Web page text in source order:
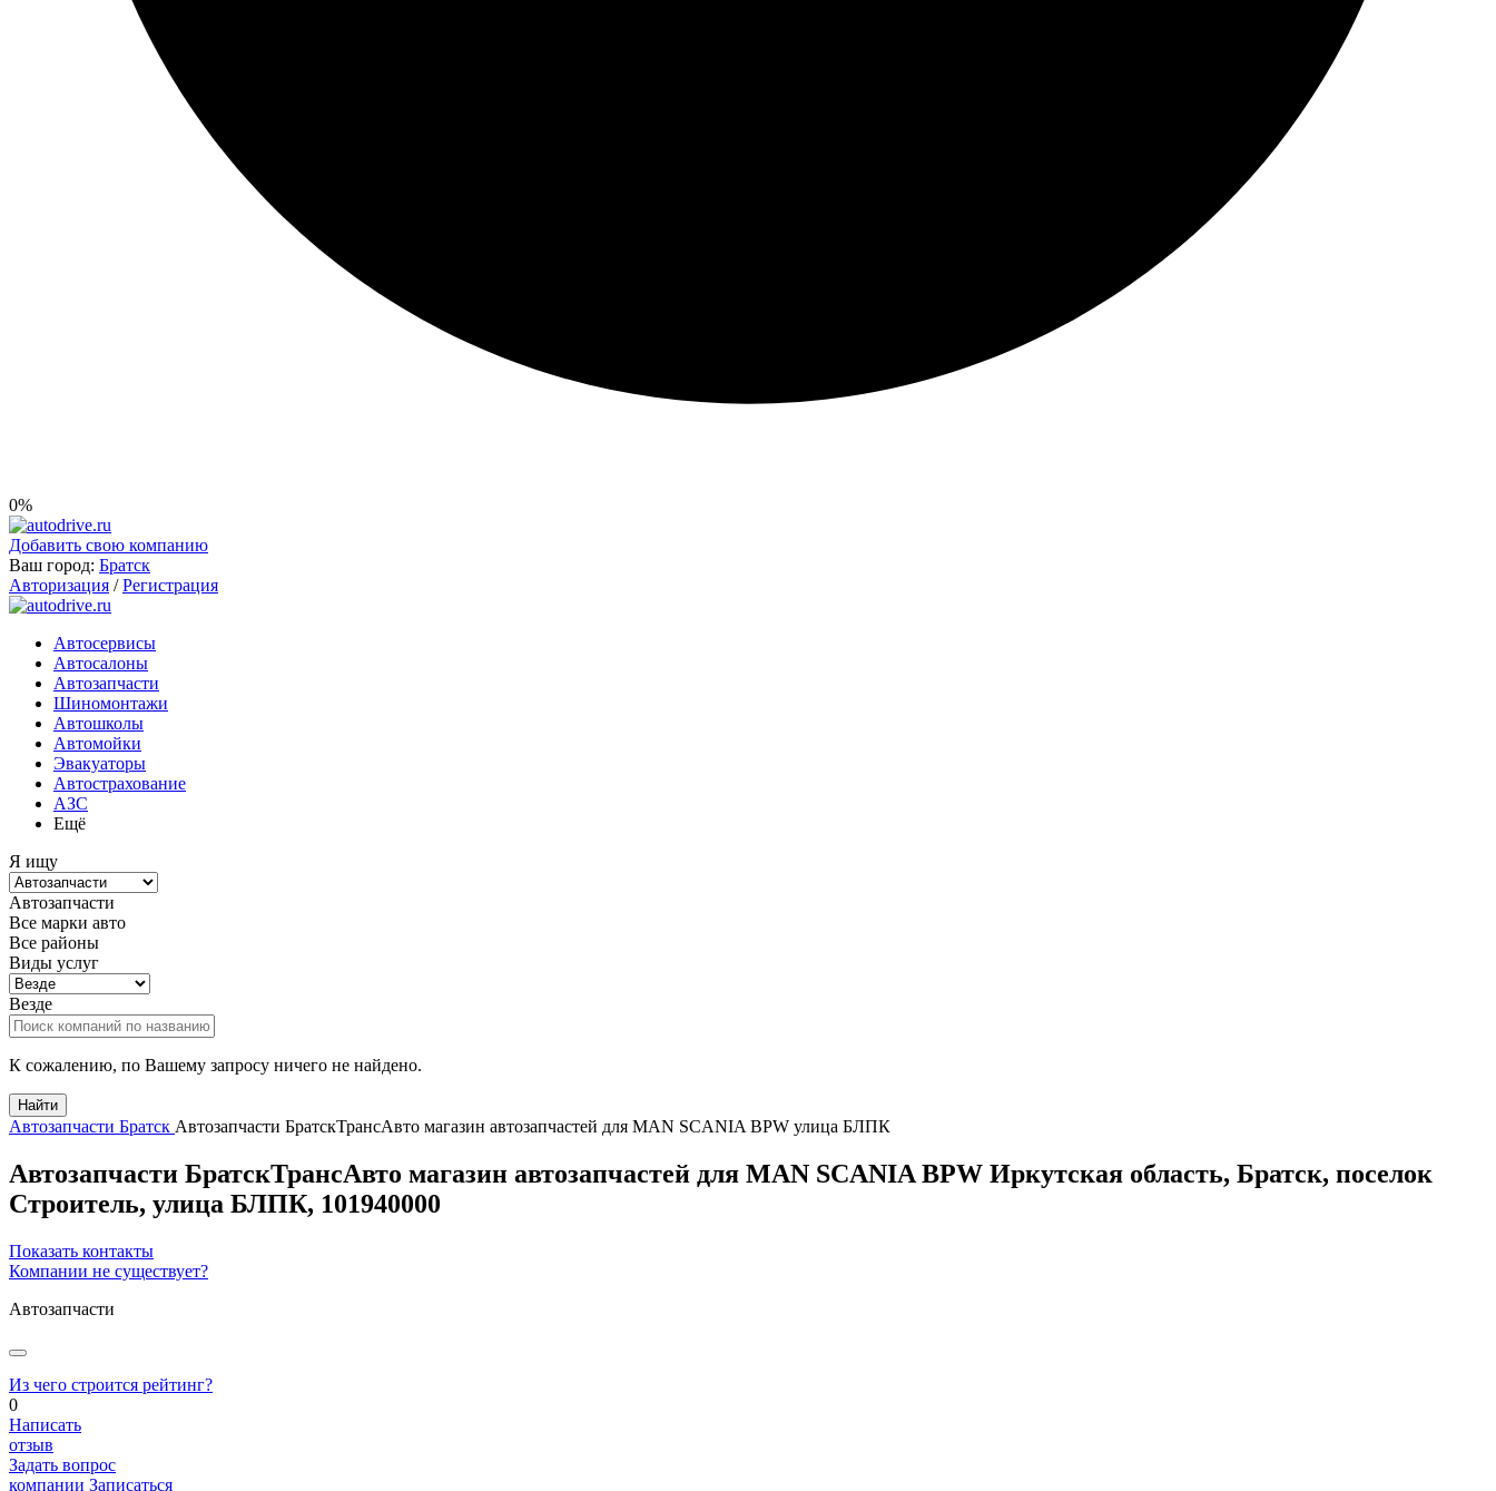
0%
Добавить свою компанию
Ваш город: Братск
Авторизация / Регистрация
Автосервисы
Автосалоны
Автозапчасти
Шиномонтажи
Автошколы
Автомойки
Эвакуаторы
Автострахование
АЗС
Ещё
Я ищу
Автозапчасти
Все марки авто
Все районы
Виды услуг
Везде
К сожалению, по Вашему запросу ничего не найдено.
Найти
Автозапчасти Братск Автозапчасти БратскТрансАвто магазин автозапчастей для MAN SCANIA BPW улица БЛПК
Автозапчасти БратскТрансАвто магазин автозапчастей для MAN SCANIA BPW Иркутская область, Братск, поселок
Строитель, улица БЛПК, 101940000
Показать контакты
Компании не существует?
Автозапчасти
Из чего строится рейтинг?
0
Написать
отзыв
Задать вопрос
компании Записаться